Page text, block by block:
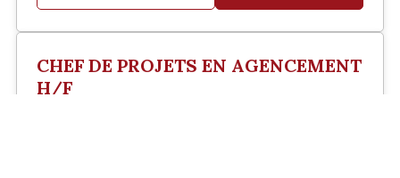
CHEF DE PROJETS EN AGENCEMENT
H/F